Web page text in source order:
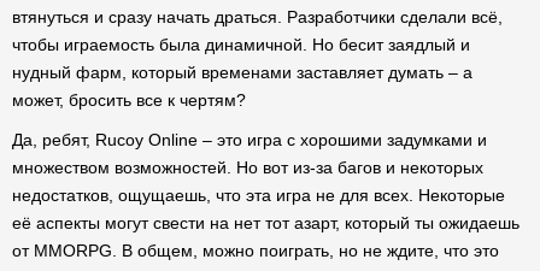
втянуться и сразу начать драться. Разработчики сделали всё,
чтобы играемость была динамичной. Но бесит заядлый и
нудный фарм, который временами заставляет думать – а
может, бросить все к чертям?
Да, ребят, Rucoy Online – это игра с хорошими задумками и
множеством возможностей. Но вот из-за багов и некоторых
недостатков, ощущаешь, что эта игра не для всех. Некоторые
её аспекты могут свести на нет тот азарт, который ты ожидаешь
от MMORPG. В общем, можно поиграть, но не ждите, что это